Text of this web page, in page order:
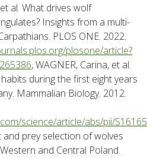
al. What drives wolf
Insights from a multi-
PLOS ONE. 2022.
plosone/article?
, WAGNER, Carina, et al.
during the first eight years
Mammalian Biology. 2012.
science/article/abs/pii/
and prey selection of wolves
and Central Poland.